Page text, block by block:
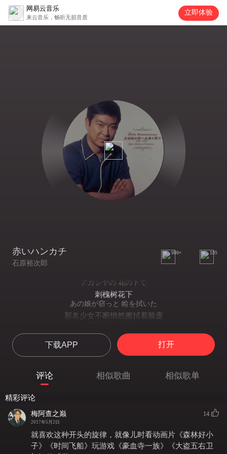
网易云音乐
来云音乐，畅听无损音质
立即体验
赤いハンカチ
石原裕次郎
999+ 105
アカシヤの 花の下で
刺槐树花下
あの娘が窃っと 睑を拭いた
那名少女不断悄然擦拭着脸庞
红手绢啊
怨みに濡れた 目がしらに
即便双眼已在幽怨中濡湿
泪水亦如泉涌
俺たちだけが しょんぼり见てた
远い浮云よ
那遥远天边的浮云啊
下载APP 打开
评论 相似歌曲 相似歌单
精彩评论
梅阿查之巅
2017年5月2日
14
就喜欢这种开头的旋律，就像儿时看动画片《森林好小
子》《时间飞船》玩游戏《豪血寺一族》《大盗五右卫